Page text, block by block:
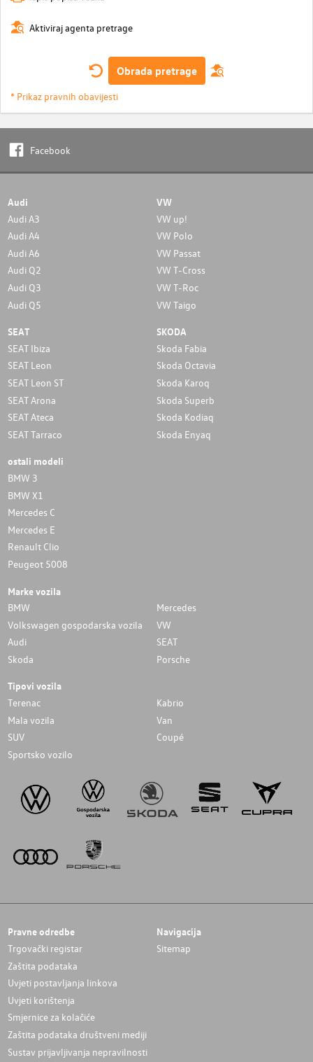
Aktiviraj agenta pretrage
Obrada pretrage
* Prikaz pravnih obavijesti
Facebook
Audi
Audi A3
Audi A4
Audi A6
Audi Q2
Audi Q3
Audi Q5
VW
VW up!
VW Polo
VW Passat
VW T-Cross
VW T-Roc
VW Taigo
SEAT
SEAT Ibiza
SEAT Leon
SEAT Leon ST
SEAT Arona
SEAT Ateca
SEAT Tarraco
SKODA
Skoda Fabia
Skoda Octavia
Skoda Karoq
Skoda Superb
Skoda Kodiaq
Skoda Enyaq
ostali modeli
BMW 3
BMW X1
Mercedes C
Mercedes E
Renault Clio
Peugeot 5008
Marke vozila
BMW
Mercedes
Volkswagen gospodarska vozila
VW
Audi
SEAT
Skoda
Porsche
Tipovi vozila
Terenac
Kabrio
Mala vozila
Van
SUV
Coupé
Sportsko vozilo
Pravne odredbe
Trgovački registar
Zaštita podataka
Uvjeti postavljanja linkova
Uvjeti korištenja
Smjernice za kolačiće
Zaštita podataka društveni mediji
Sustav prijavljivanja nepravilnosti
Navigacija
Sitemap